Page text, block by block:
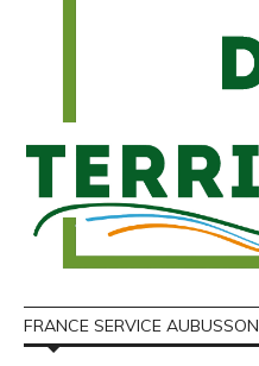
FRANCE SERVICE AUBUSSON